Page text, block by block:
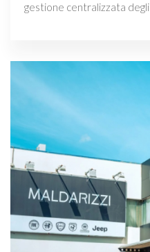
gestione centralizzata